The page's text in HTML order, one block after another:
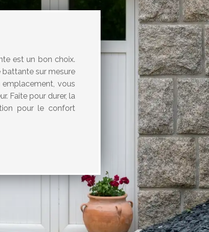
est un bon choix.
battante sur mesure
vous
Faite pour durer, la
pour le confort